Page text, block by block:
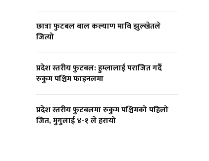
छात्रा फुटबल बाल कल्याण मावि झुल्खेतले
जित्यो
प्रदेश स्तरीय फुटबल: हुम्लालाई पराजित गर्दै
रुकुम पश्चिम फाइनलमा
प्रदेश स्तरीय फुटबलमा रुकुम पश्चिमको पहिलो
जित, मुगुलाई ४-१ ले हरायो